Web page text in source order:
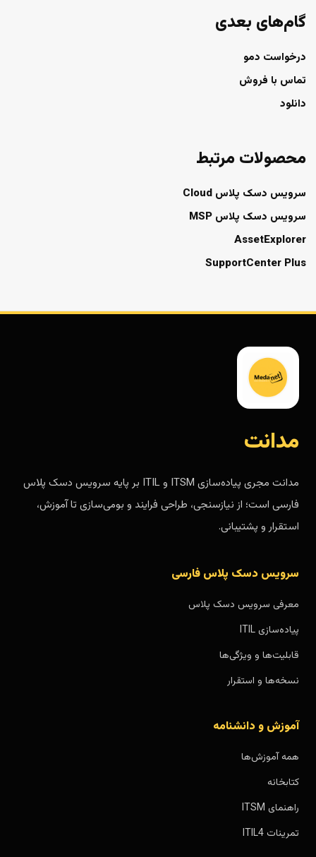
گام‌های بعدی
درخواست دمو
تماس با فروش
دانلود
محصولات مرتبط
سرویس دسک پلاس Cloud
سرویس دسک پلاس MSP
AssetExplorer
SupportCenter Plus
مدانت
مدانت مجری پیاده‌سازی ITSM و ITIL بر پایه سرویس دسک پلاس
فارسی است؛ از نیازسنجی، طراحی فرایند و بومی‌سازی تا آموزش،
استقرار و پشتیبانی.
سرویس دسک پلاس فارسی
معرفی سرویس دسک پلاس
پیاده‌سازی ITIL
قابلیت‌ها و ویژگی‌ها
نسخه‌ها و استقرار
آموزش و دانشنامه
همه آموزش‌ها
کتابخانه
راهنمای ITSM
تمرینات ITIL4